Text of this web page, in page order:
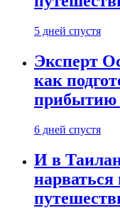
5 дней спустя
Эксперт
как
прибытию
6 дней спустя
И в